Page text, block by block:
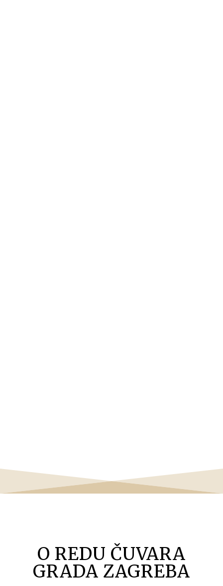
O REDU ČUVARA
GRADA ZAGREBA